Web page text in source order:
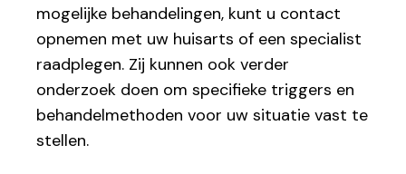
mogelijke behandelingen, kunt u contact
opnemen met uw huisarts of een specialist
raadplegen. Zij kunnen ook verder
onderzoek doen om specifieke triggers en
behandelmethoden voor uw situatie vast te
stellen.